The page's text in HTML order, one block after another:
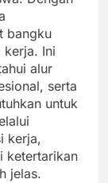
bangku
kerja. Ini
alur
serta
untuk
kerja,
ketertarikan
jelas.